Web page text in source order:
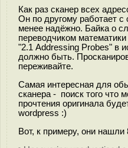
Как раз сканер всех
Он по другому работает
менее надёжно. Байка о
переводчиком
"2.1 Addressing Probes" в
должно быть.
переживайте.
Самая интересная для
сканера - поиск того что
прочтения оригинала
wordpress :)
Вот, к примеру, они нашли